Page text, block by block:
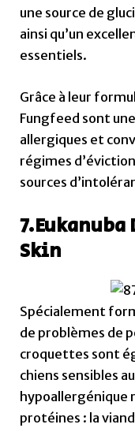
une source de
ainsi qu’un
essentiels.
Grâce à leur
Fungfeed sont
allergiques et
régimes
sources
Skin
Spécialement
de problèmes de
croquettes sont
chiens sensibles
hypoallergénique
protéines : la